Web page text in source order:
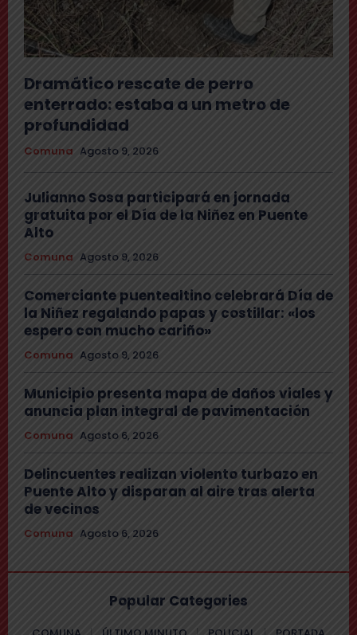
Dramático rescate de perro
enterrado: estaba a un metro de
profundidad
Comuna Agosto 9, 2026
Julianno Sosa participará en jornada
gratuita por el Día de la Niñez en Puente
Alto
Comuna Agosto 9, 2026
Comerciante puentealtino celebrará Día de
la Niñez regalando papas y costillar: «los
espero con mucho cariño»
Comuna Agosto 9, 2026
Municipio presenta mapa de daños viales y
anuncia plan integral de pavimentación
Comuna Agosto 6, 2026
Delincuentes realizan violento turbazo en
Puente Alto y disparan al aire tras alerta
de vecinos
Comuna Agosto 6, 2026
Popular Categories